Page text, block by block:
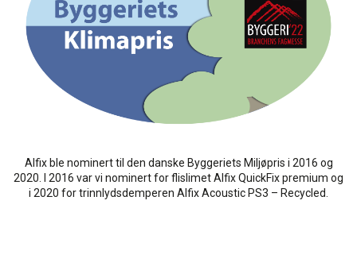
Alfix ble nominert til den danske Byggeriets Miljøpris i 2016 og
2020. I 2016 var vi nominert for flislimet Alfix QuickFix premium og
i 2020 for trinnlydsdemperen Alfix Acoustic PS3 – Recycled.